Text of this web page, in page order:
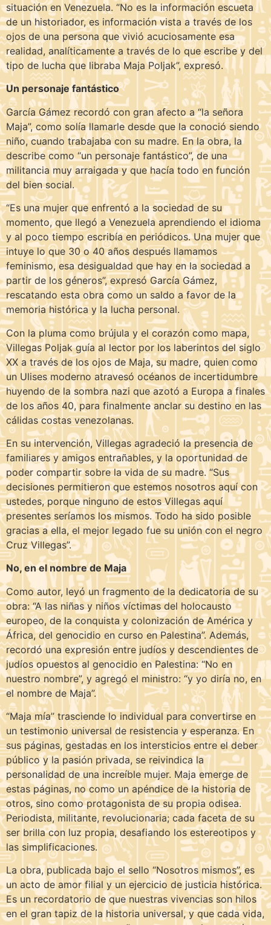
situación en Venezuela. “No es la información escueta
de un historiador, es información vista a través de los
ojos de una persona que vivió acuciosamente esa
realidad, analíticamente a través de lo que escribe y del
tipo de lucha que libraba Maja Poljak”, expresó.
Un personaje fantástico
García Gámez recordó con gran afecto a “la señora
Maja”, como solía llamarle desde que la conoció siendo
niño, cuando trabajaba con su madre. En la obra, la
describe como “un personaje fantástico”, de una
militancia muy arraigada y que hacía todo en función
del bien social.
“Es una mujer que enfrentó a la sociedad de su
momento, que llegó a Venezuela aprendiendo el idioma
y al poco tiempo escribía en periódicos. Una mujer que
intuye lo que 30 o 40 años después llamamos
feminismo, esa desigualdad que hay en la sociedad a
partir de los géneros”, expresó García Gámez,
rescatando esta obra como un saldo a favor de la
memoria histórica y la lucha personal.
Con la pluma como brújula y el corazón como mapa,
Villegas Poljak guía al lector por los laberintos del siglo
XX a través de los ojos de Maja, su madre, quien como
un Ulises moderno atravesó océanos de incertidumbre
huyendo de la sombra nazi que azotó a Europa a finales
de los años 40, para finalmente anclar su destino en las
cálidas costas venezolanas.
En su intervención, Villegas agradeció la presencia de
familiares y amigos entrañables, y la oportunidad de
poder compartir sobre la vida de su madre. “Sus
decisiones permitieron que estemos nosotros aquí con
ustedes, porque ninguno de estos Villegas aquí
presentes seríamos los mismos. Todo ha sido posible
gracias a ella, el mejor legado fue su unión con el negro
Cruz Villegas”.
No, en el nombre de Maja
Como autor, leyó un fragmento de la dedicatoria de su
obra: “A las niñas y niños víctimas del holocausto
europeo, de la conquista y colonización de América y
África, del genocidio en curso en Palestina”. Además,
recordó una expresión entre judíos y descendientes de
judíos opuestos al genocidio en Palestina: “No en
nuestro nombre”, y agregó el ministro: “y yo diría no, en
el nombre de Maja”.
“Maja mía” trasciende lo individual para convertirse en
un testimonio universal de resistencia y esperanza. En
sus páginas, gestadas en los intersticios entre el deber
público y la pasión privada, se reivindica la
personalidad de una increíble mujer. Maja emerge de
estas páginas, no como un apéndice de la historia de
otros, sino como protagonista de su propia odisea.
Periodista, militante, revolucionaria; cada faceta de su
ser brilla con luz propia, desafiando los estereotipos y
las simplificaciones.
La obra, publicada bajo el sello “Nosotros mismos”, es
un acto de amor filial y un ejercicio de justicia histórica.
Es un recordatorio de que nuestras vivencias son hilos
en el gran tapiz de la historia universal, y que cada vida,